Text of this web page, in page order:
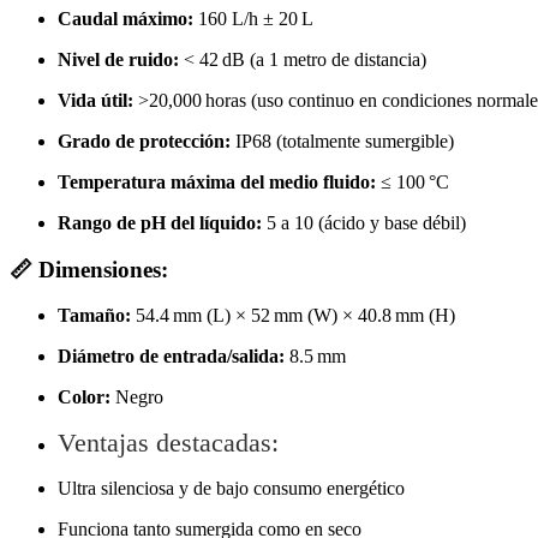
Caudal máximo: 160 L/h ± 20 L
Nivel de ruido: < 42 dB (a 1 metro de distancia)
Vida útil: >20,000 horas (uso continuo en condiciones
Grado de protección: IP68 (totalmente sumergible)
Temperatura máxima del medio fluido: ≤ 100 °C
Rango de pH del líquido: 5 a 10 (ácido y base débil)
📏 Dimensiones:
Tamaño: 54.4 mm (L) × 52 mm (W) × 40.8 mm (H)
Diámetro de entrada/salida: 8.5 mm
Color: Negro
Ventajas destacadas:
Ultra silenciosa y de bajo consumo energético
Funciona tanto sumergida como en seco